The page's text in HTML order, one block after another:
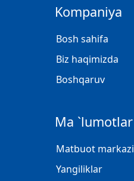
Kompaniya
Bosh sahifa
Biz haqimizda
Boshqaruv
Ma `lumotlar
Matbuot markazi
Yangiliklar